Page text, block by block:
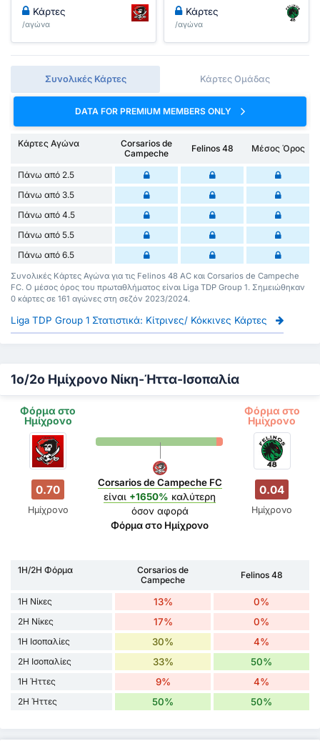
Κάρτες
/αγώνα
Κάρτες
/αγώνα
Συνολικές Κάρτες Κάρτες Ομάδας
DATA FOR PREMIUM MEMBERS ONLY
Κάρτες Αγώνα
Corsarios de
Campeche
Felinos 48 Μέσος Όρος
Πάνω από 2.5
Πάνω από 3.5
Πάνω από 4.5
Πάνω από 5.5
Πάνω από 6.5
Συνολικές Κάρτες Αγώνα για τις Felinos 48 AC και Corsarios de Campeche
FC. Ο μέσος όρος του πρωταθλήματος είναι Liga TDP Group 1. Σημειώθηκαν
0 κάρτες σε 161 αγώνες στη σεζόν 2023/2024.
Liga TDP Group 1 Στατιστικά: Κίτρινες/ Κόκκινες Κάρτες
1ο/2ο Ημίχρονο Νίκη-Ήττα-Ισοπαλία
Φόρμα στο
Ημίχρονο
Φόρμα στο
Ημίχρονο
0.70
Ημίχρονο
Corsarios de Campeche FC
είναι +1650% καλύτερη
όσον αφορά
Φόρμα στο Ημίχρονο
0.04
Ημίχρονο
1H/2H Φόρμα
Corsarios de
Campeche
Felinos 48
1H Νίκες 13% 0%
2H Νίκες 17% 0%
1H Ισοπαλίες 30% 4%
2H Ισοπαλίες 33% 50%
1H Ήττες 9% 4%
2H Ήττες 50% 50%